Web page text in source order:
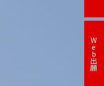
W
e
b
出
願